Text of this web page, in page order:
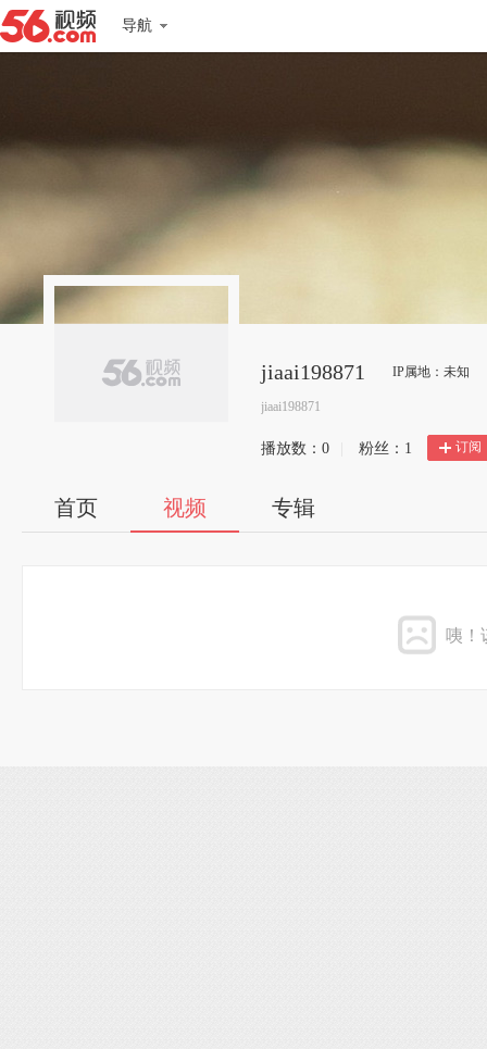
导航
jiaai198871 IP属地：未知
jiaai198871
播放数： 0 粉丝： 1 订阅
首页 视频 专辑
咦！